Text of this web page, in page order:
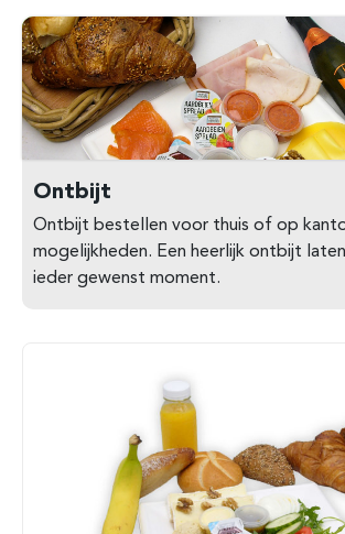
Ontbijt
Ontbijt bestellen voor thuis of op
mogelijkheden. Een heerlijk ontbijt
ieder gewenst moment.